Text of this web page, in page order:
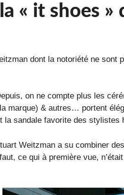
« it shoes »
dont la notoriété ne sont
on ne compte plus les
marque) & autres… portent
sandale favorite des stylistes
Weitzman a su combiner
ce qui à première vue,